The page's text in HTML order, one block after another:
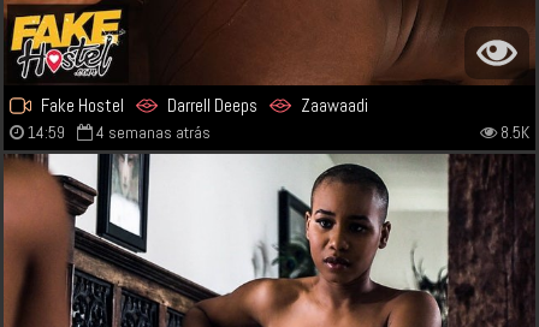
Fake Hostel Darrell Deeps Zaawaadi
14:59 4 semanas atrás 8.5K